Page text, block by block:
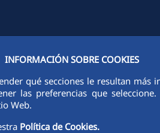
INFORMACIÓN SOBRE COOKIES
qué secciones le resultan
las preferencias que
Web.
Política de Cookies.